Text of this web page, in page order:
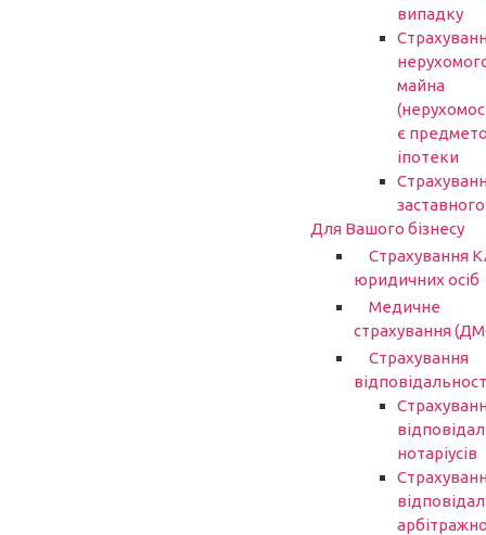
випадку
майна
є
іпотеки
Для Вашого бізнесу
Страхування
юридичних осіб
Медичне
страхування
Страхування
нотаріусів